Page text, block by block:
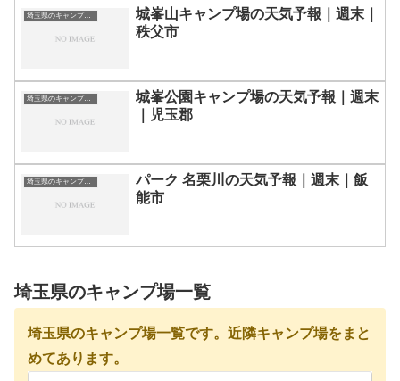
埼玉県のキャンプ場一覧
城峯山キャンプ場の天気予報｜週末｜
秩父市
埼玉県のキャンプ場一覧
城峯公園キャンプ場の天気予報｜週末
｜児玉郡
埼玉県のキャンプ場一覧
パーク 名栗川の天気予報｜週末｜飯
能市
埼玉県のキャンプ場一覧
埼玉県のキャンプ場一覧です。近隣キャンプ場をまと
めてあります。